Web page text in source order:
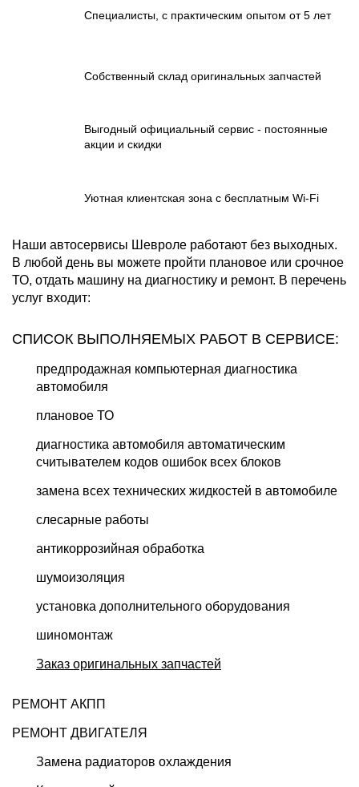
Специалисты, с практическим опытом от 5 лет
Собственный склад оригинальных запчастей
Выгодный официальный сервис - постоянные
акции и скидки
Уютная клиентская зона с бесплатным Wi-Fi
Наши автосервисы Шевроле работают без выходных.
В любой день вы можете пройти плановое или срочное
ТО, отдать машину на диагностику и ремонт. В перечень
услуг входит:
СПИСОК ВЫПОЛНЯЕМЫХ РАБОТ В СЕРВИСЕ:
предпродажная компьютерная диагностика
автомобиля
плановое ТО
диагностика автомобиля автоматическим
считывателем кодов ошибок всех блоков
замена всех технических жидкостей в автомобиле
слесарные работы
антикоррозийная обработка
шумоизоляция
установка дополнительного оборудования
шиномонтаж
Заказ оригинальных запчастей
РЕМОНТ АКПП
РЕМОНТ ДВИГАТЕЛЯ
Замена радиаторов охлаждения